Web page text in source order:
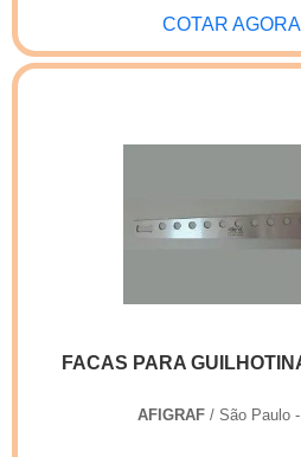
COTAR AGORA
FACAS PARA
AFIGRAF/ São Paulo